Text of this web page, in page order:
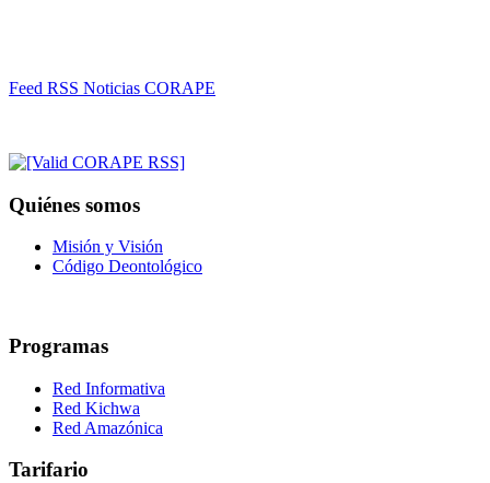
Feed RSS Noticias CORAPE
Quiénes somos
Misión y Visión
Código Deontológico
Programas
Red Informativa
Red Kichwa
Red Amazónica
Tarifario